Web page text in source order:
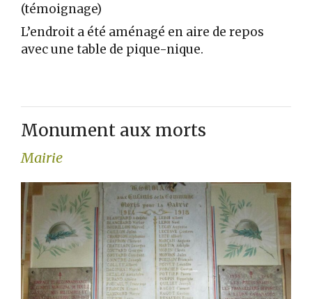
(témoignage)
L’endroit a été aménagé en aire de repos
avec une table de pique-nique.
Monument aux morts
Mairie